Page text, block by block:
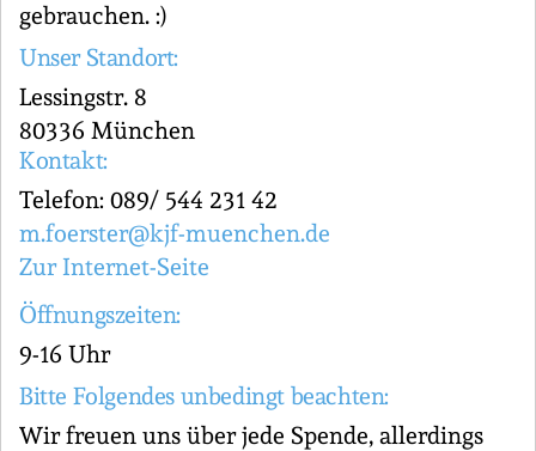
gebrauchen. :)
Unser Standort:
Lessingstr. 8
80336 München
Kontakt:
Telefon: 089/ 544 231 42
m.foerster@kjf-muenchen.de
Zur Internet-Seite
Öffnungszeiten:
9-16 Uhr
Bitte Folgendes unbedingt beachten:
Wir freuen uns über jede Spende, allerdings